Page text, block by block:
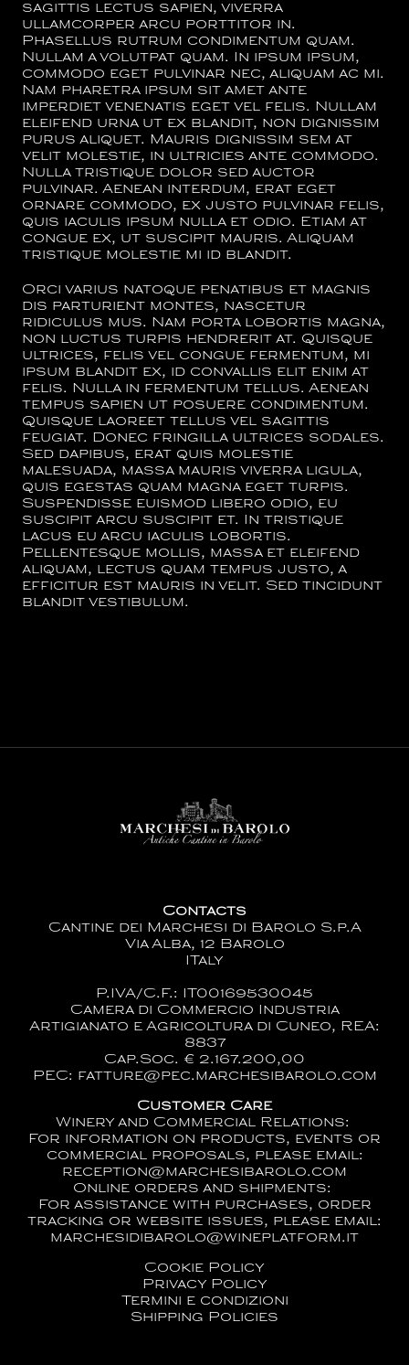
sagittis lectus sapien, viverra
ullamcorper arcu porttitor in.
Phasellus rutrum condimentum quam.
Nullam a volutpat quam. In ipsum ipsum,
commodo eget pulvinar nec, aliquam ac mi.
Nam pharetra ipsum sit amet ante
imperdiet venenatis eget vel felis. Nullam
eleifend urna ut ex blandit, non dignissim
purus aliquet. Mauris dignissim sem at
velit molestie, in ultricies ante commodo.
Nulla tristique dolor sed auctor
pulvinar. Aenean interdum, erat eget
ornare commodo, ex justo pulvinar felis,
quis iaculis ipsum nulla et odio. Etiam at
congue ex, ut suscipit mauris. Aliquam
tristique molestie mi id blandit.
Orci varius natoque penatibus et magnis
dis parturient montes, nascetur
ridiculus mus. Nam porta lobortis magna,
non luctus turpis hendrerit at. Quisque
ultrices, felis vel congue fermentum, mi
ipsum blandit ex, id convallis elit enim at
felis. Nulla in fermentum tellus. Aenean
tempus sapien ut posuere condimentum.
Quisque laoreet tellus vel sagittis
feugiat. Donec fringilla ultrices sodales.
Sed dapibus, erat quis molestie
malesuada, massa mauris viverra ligula,
quis egestas quam magna eget turpis.
Suspendisse euismod libero odio, eu
suscipit arcu suscipit et. In tristique
lacus eu arcu iaculis lobortis.
Pellentesque mollis, massa et eleifend
aliquam, lectus quam tempus justo, a
efficitur est mauris in velit. Sed tincidunt
blandit vestibulum.
Contacts
Cantine dei Marchesi di Barolo S.p.A
Via Alba, 12 Barolo
ITaly
P.IVA/C.F.: IT00169530045
Camera di Commercio Industria
Artigianato e Agricoltura di Cuneo, REA:
8837
Cap.Soc. € 2.167.200,00
PEC: fatture@pec.marchesibarolo.com
Customer Care
Winery and Commercial Relations:
For information on products, events or
commercial proposals, please email:
reception@marchesibarolo.com
Online orders and shipments:
For assistance with purchases, order
tracking or website issues, please email:
marchesidibarolo@wineplatform.it
Cookie Policy
Privacy Policy
Termini e condizioni
Shipping Policies